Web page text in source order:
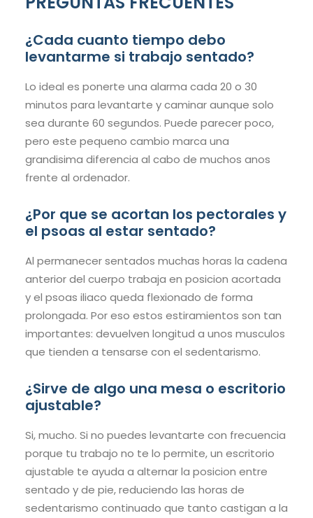
¿Cada cuanto tiempo debo
levantarme si trabajo sentado?
Lo ideal es ponerte una alarma cada 20 o 30
minutos para levantarte y caminar aunque solo
sea durante 60 segundos. Puede parecer poco,
pero este pequeno cambio marca una
grandisima diferencia al cabo de muchos anos
frente al ordenador.
¿Por que se acortan los pectorales y
el psoas al estar sentado?
Al permanecer sentados muchas horas la cadena
anterior del cuerpo trabaja en posicion acortada
y el psoas iliaco queda flexionado de forma
prolongada. Por eso estos estiramientos son tan
importantes: devuelven longitud a unos musculos
que tienden a tensarse con el sedentarismo.
¿Sirve de algo una mesa o escritorio
ajustable?
Si, mucho. Si no puedes levantarte con frecuencia
porque tu trabajo no te lo permite, un escritorio
ajustable te ayuda a alternar la posicion entre
sentado y de pie, reduciendo las horas de
sedentarismo continuado que tanto castigan a la